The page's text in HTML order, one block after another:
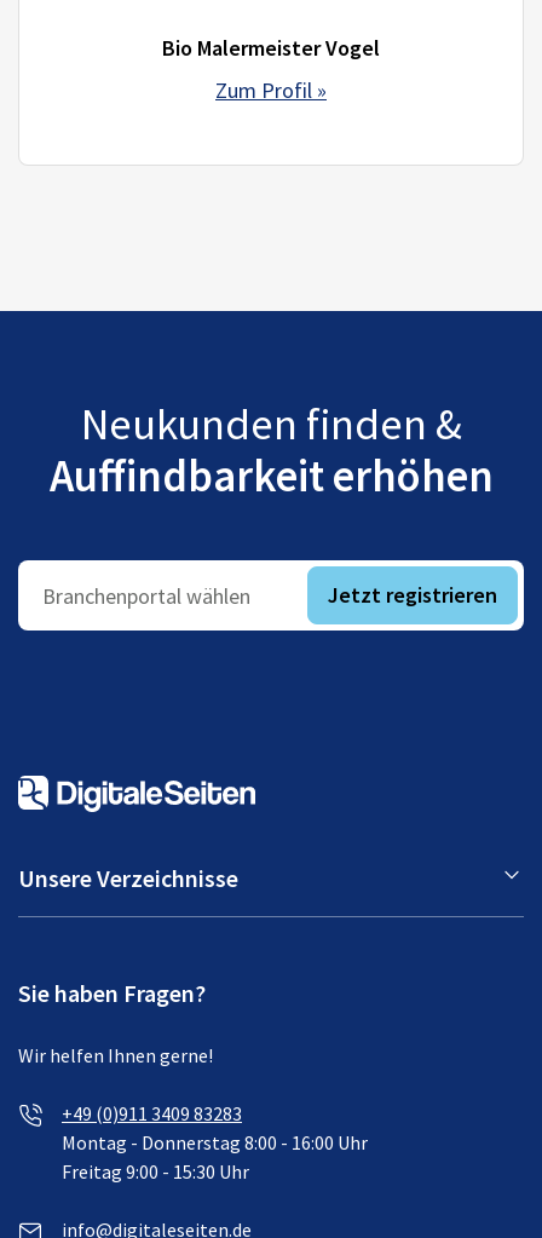
Bio Malermeister Vogel
Zum Profil »
Neukunden finden &
Auffindbarkeit erhöhen
Branchenportal wählen Jetzt registrieren
Unsere Verzeichnisse
Sie haben Fragen?
Wir helfen Ihnen gerne!
+49 (0)911 3409 83283
Montag - Donnerstag 8:00 - 16:00 Uhr
Freitag 9:00 - 15:30 Uhr
info@digitaleseiten.de